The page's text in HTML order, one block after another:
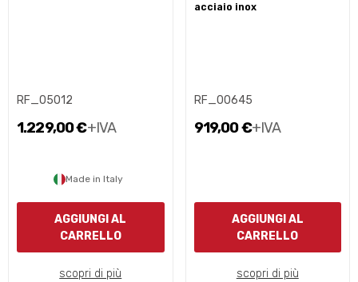
RF_05012
1.229,00 €+IVA
Made in Italy
AGGIUNGI AL
CARRELLO
scopri di più
acciaio inox
RF_00645
919,00 €+IVA
AGGIUNGI AL
CARRELLO
scopri di più